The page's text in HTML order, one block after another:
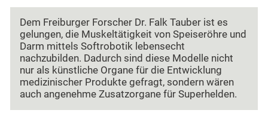
Dem Freiburger Forscher Dr. Falk Tauber ist es
gelungen, die Muskeltätigkeit von Speiseröhre und
Darm mittels Softrobotik lebensecht
nachzubilden. Dadurch sind diese Modelle nicht
nur als künstliche Organe für die Entwicklung
medizinischer Produkte gefragt, sondern wären
auch angenehme Zusatzorgane für Superhelden.